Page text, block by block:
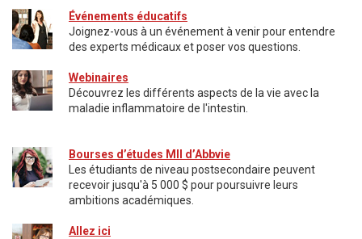
Événements éducatifs
Joignez-vous à un événement à venir pour entendre
des experts médicaux et poser vos questions.
Webinaires
Découvrez les différents aspects de la vie avec la
maladie inflammatoire de l'intestin.
Bourses d’études MII d’Abbvie
Les étudiants de niveau postsecondaire peuvent
recevoir jusqu'à 5 000 $ pour poursuivre leurs
ambitions académiques.
Allez ici